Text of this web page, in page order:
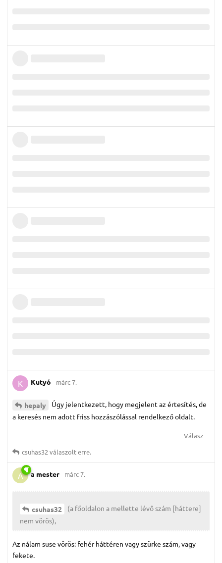
K Kutyó márc 7.
hepaly
Úgy jelentkezett, hogy megjelent az értesítés, de
a keresés nem adott friss hozzászólással rendelkező oldalt.
Válasz
csuhas32 válaszolt erre.
A a mester márc 7.
csuhas32
(a főoldalon a mellette lévő szám [háttere]
nem vörös),
Az nálam suse vörös: fehér háttéren vagy szürke szám, vagy
fekete.